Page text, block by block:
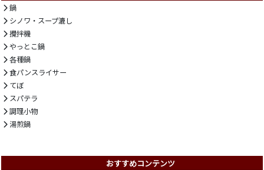
鍋
シノワ・スープ漉し
攪拌機
やっとこ鍋
各種鍋
食パンスライサー
てぼ
スパテラ
調理小物
湯煎鍋
おすすめコンテンツ